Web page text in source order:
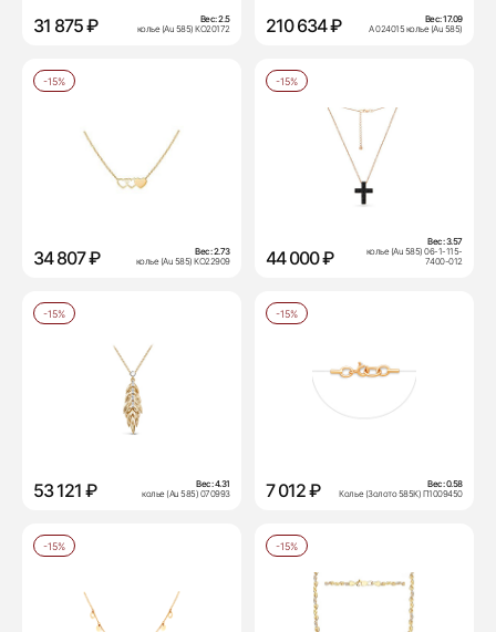
31 875 ₽ Вес:2.5
колье (Au 585) КО20172
210 634 ₽ Вес:17.09
А 024015 колье (Au 585)
-15%
34 807 ₽ Вес:2.73
колье (Au 585) КО22909
-15%
44 000 ₽
Вес:3.57
колье (Au 585) 06-1-115-
7400-012
-15%
53 121 ₽ Вес:4.31
колье (Au 585) 070993
-15%
7 012 ₽ Вес:0.58
Колье (Золото 585К) П1009450
-15% -15%